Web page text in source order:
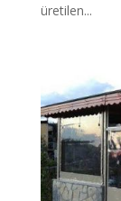
üretilen...